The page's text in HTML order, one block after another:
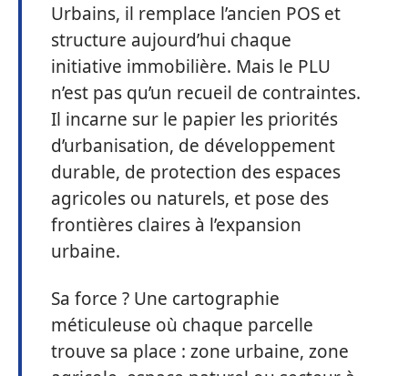
Urbains, il remplace l’ancien POS et
structure aujourd’hui chaque
initiative immobilière. Mais le PLU
n’est pas qu’un recueil de contraintes.
Il incarne sur le papier les priorités
d’urbanisation, de développement
durable, de protection des espaces
agricoles ou naturels, et pose des
frontières claires à l’expansion
urbaine.
Sa force ? Une cartographie
méticuleuse où chaque parcelle
trouve sa place : zone urbaine, zone